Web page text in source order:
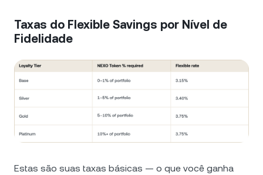
Taxas do Flexible Savings por Nível de
Fidelidade
Estas são suas taxas básicas — o que você ganha